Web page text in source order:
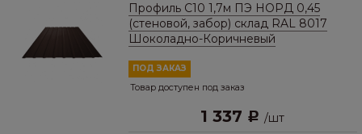
Профиль C10 1,7м ПЭ НОРД 0,45
(стеновой, забор) склад RAL 8017
Шоколадно-Коричневый
ПОД ЗАКАЗ
Товар доступен под заказ
1 337 Р /шт